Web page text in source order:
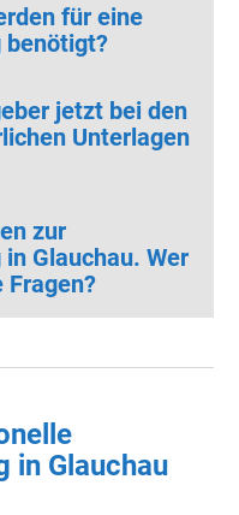
für eine
benötigt?
jetzt bei den
Unterlagen
zur
Glauchau. Wer
in Glauchau